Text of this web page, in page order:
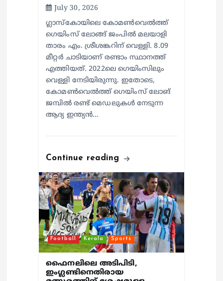
July 30, 2026
ഗ്ലാസ്‌കോയിലെ കോമണ്‍വെല്‍ത്ത്
ഗെയിംസ് ലോങ്ങ് ജംപില്‍ മലയാളി
താരം എം. ശ്രീശങ്കറിന് വെള്ളി. 8.09
മീറ്റര്‍ ചാടിയാണ് രണ്ടാം സ്ഥാനത്ത്
എത്തിയത്. 2022ലെ ഗെയിംസിലും
വെള്ളി നേടിയിരുന്നു. ഇതോടെ,
കോമണ്‍വെല്‍ത്ത് ഗെയിംസ് ലോങ്
ജമ്പില്‍ രണ്ട് മെഡലുകള്‍ നേടുന്ന
ആദ്യ ഇന്ത്യന്‍…
Continue reading
Football Kerala Sports
ഫൈനലിലെ അടിപിടി,
ഇംഗ്ലണ്ടിനെതിരായ